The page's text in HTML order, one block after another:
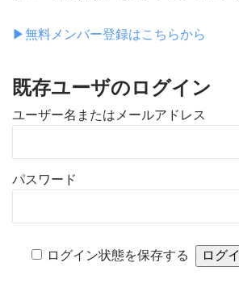
▶︎無料メンバー登録はこちらから
既存ユーザのログイン
ユーザー名またはメールアドレス
パスワード
ログイン状態を保存する